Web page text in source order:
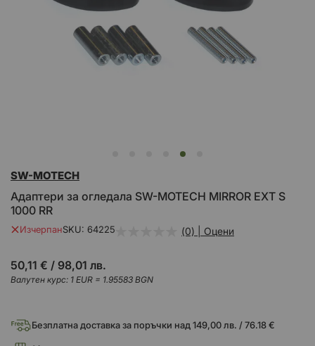
към
на
галерия
със
снимки
Адаптери за огледала SW-MOTECH MIRROR EXT S
1000 RR
SW-MOTECH
ИзчерпанSKU 64225 (0) | Оцени
50,11 € / 98,01 лв.
Валутен курс: 1 EUR = 1.95583 BGN
Безплатна доставка за поръчки над 149,00 лв. / 76.18 €